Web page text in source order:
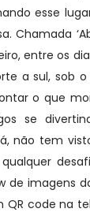
esse
Chamada
entre os
a sul, sob
o que
se
não tem
de imagens
code na